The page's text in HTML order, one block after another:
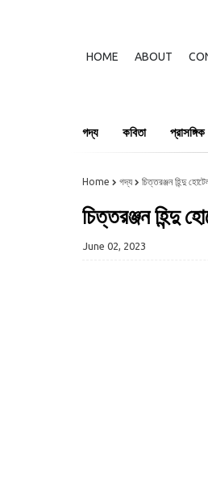
HOME ABOUT
গদ্য কবিতা প্রাসঙ্গিক
Home গদ্য চিত্তরঞ্জন হিন্দু
চিত্তরঞ্জন হিন্দু
June 02, 2023